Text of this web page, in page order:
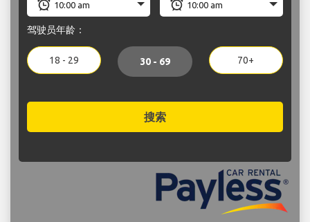
驾驶员年龄：
18 - 29 30 - 69 70+
搜索